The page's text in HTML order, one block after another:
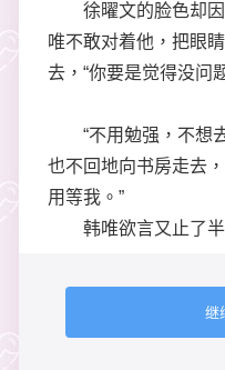
徐曜文的脸色却因
唯不敢对着他，把眼
去，“你要是觉得没问
“不用勉强，不想去
也不回地向书房走去
用等我。”
韩唯欲言又止了半
继